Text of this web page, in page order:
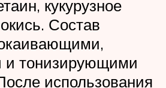
кукурузное
Состав
тонизирующими
использования